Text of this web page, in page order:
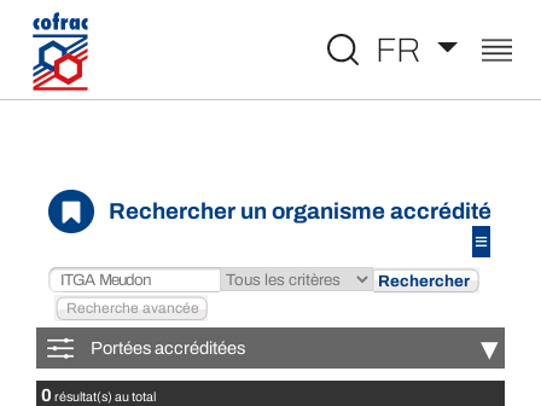
Aller au contenu
FR
Rechercher un organisme accrédité
≡
Portées accréditées ▾
0 résultat(s) au total